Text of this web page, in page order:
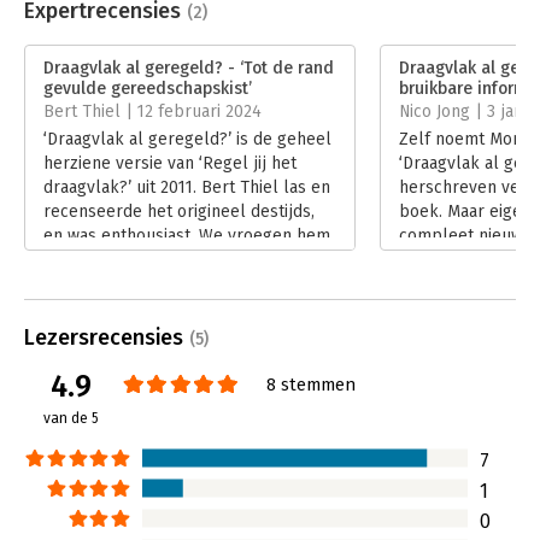
Uitgever:
De Communicatiepraktijk
Verschijningsdatum:
6-12-2023
Hoofdrubriek: Communicatie en media
Verandermanagement
Expertrecensies (2)
Draagvlak al geregeld? - ‘Tot de rand
gevulde gereedschapskist’
Bert Thiel | 12 februari 2024
‘Draagvlak al geregeld?’ is de geheel
herziene versie van ‘Regel jij het
draagvlak?’ uit 2011. Bert Thiel las en
recenseerde het origineel destijds,
en was enthousiast. We vroegen hem
Draagvlak al
bruikbare
Nico Jong | 3
Zelf noemt
‘Draagvlak al
herschreven
boek. Maar
compleet nieuw
Lees verder
Lezersrecensies (5)
4.9
van de 5
8 stemmen
7
1
0